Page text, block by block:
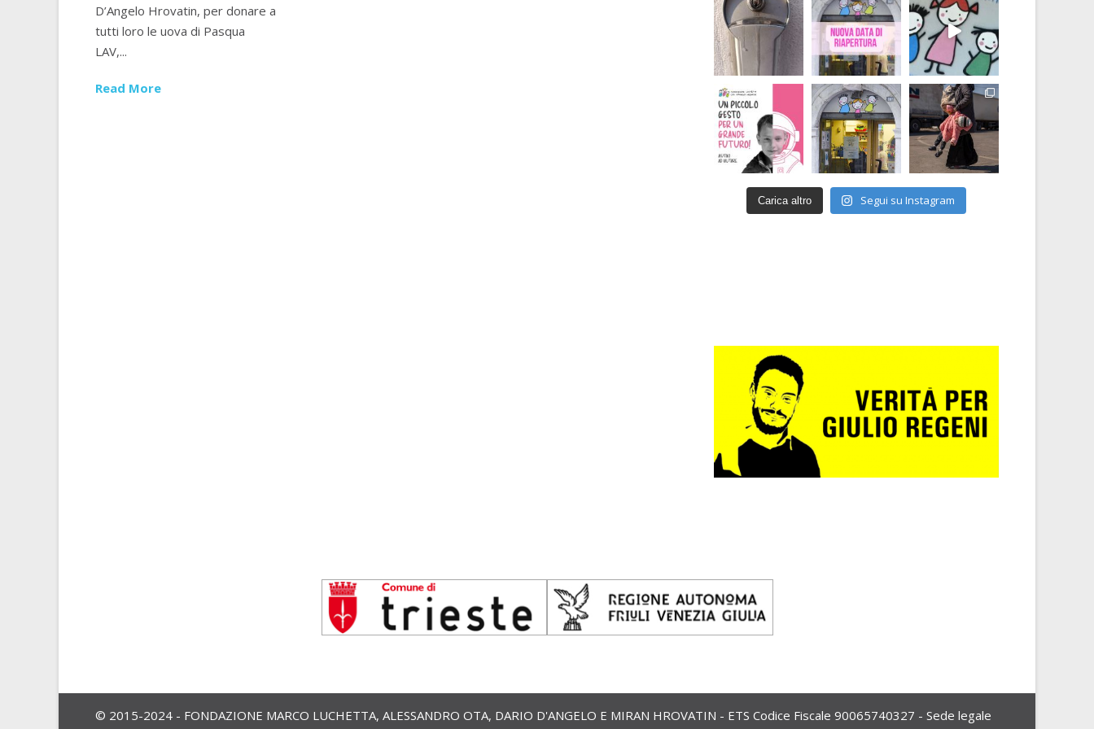
D’Angelo Hrovatin, per donare a
tutti loro le uova di Pasqua
LAV,...
Read More
Carica altro Segui su Instagram
© 2015-2024 - FONDAZIONE MARCO LUCHETTA, ALESSANDRO OTA, DARIO D'ANGELO E MIRAN HROVATIN - ETS Codice Fiscale 90065740327 - Sede legale